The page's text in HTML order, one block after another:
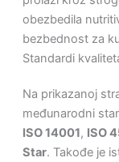
obezbedila
bezbednost za
Standardi
Na prikazanoj
međunarodni
ISO 14001, ISO
Star. Takođe je